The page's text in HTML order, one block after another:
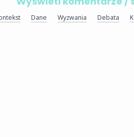
Dane Wyzwania Debata